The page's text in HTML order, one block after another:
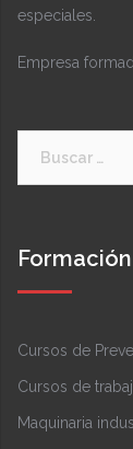
especiales.
Empresa
Formación
Cursos de
Cursos de
Maquinaria